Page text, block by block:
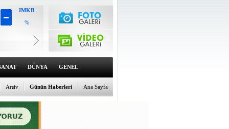
IMKB
%
6564.03
%1.29
Dolar
47.6973
%0.12
Euro
54.989
%-0.07
DÜNYA GENEL
Ana Sayfa
Günün Haberleri
Arşiv